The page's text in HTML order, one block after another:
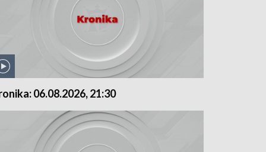
06.08.2026, 21:30